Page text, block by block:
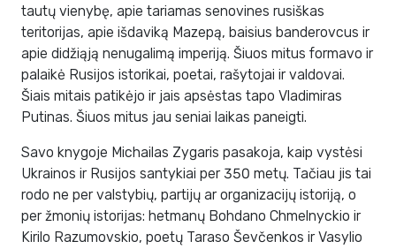
tautų vienybę, apie tariamas senovines rusiškas
teritorijas, apie išdaviką Mazepą, baisius banderovcus ir
apie didžiąją nenugalimą imperiją. Šiuos mitus formavo ir
palaikė Rusijos istorikai, poetai, rašytojai ir valdovai.
Šiais mitais patikėjo ir jais apsėstas tapo Vladimiras
Putinas. Šiuos mitus jau seniai laikas paneigti.
Savo knygoje Michailas Zygaris pasakoja, kaip vystėsi
Ukrainos ir Rusijos santykiai per 350 metų. Tačiau jis tai
rodo ne per valstybių, partijų ar organizacijų istoriją, o
per žmonių istorijas: hetmanų Bohdano Chmelnyckio ir
Kirilo Razumovskio, poetų Taraso Ševčenkos ir Vasylio